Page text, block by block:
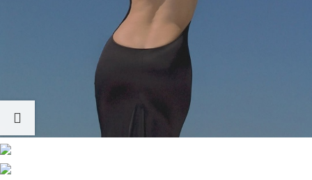
Вера Брежнева предстала в откровенном наряде
перед подписчиками. Певица поделилась кадрами
со съёмки в платье с открытой спиной.
«Art» или же — «Искусство», — коротко подписала
снимки бывшая жена Константина Меладзе.